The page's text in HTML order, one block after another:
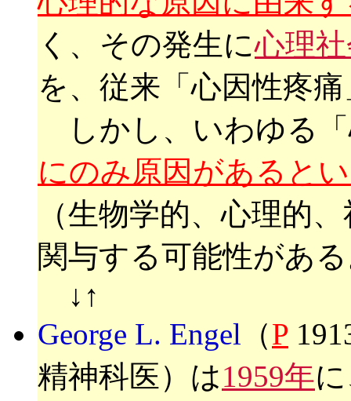
く、その発生に心理
を、従来「心因性疼
しかし、いわゆる
にのみ原因があると
（生物学的、心理的
関与する可能性があ
↓↑
George L. Engel （P
精神科医）は1959年